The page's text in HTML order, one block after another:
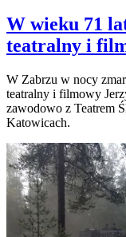
W wieku 71
teatralny i
W Zabrzu w nocy
teatralny i filmowy
zawodowo z Teatrem
Katowicach.